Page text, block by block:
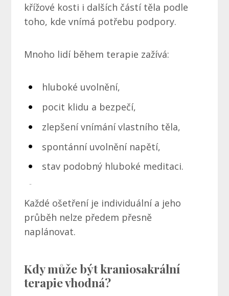
křížové kosti i dalších částí těla podle
toho, kde vnímá potřebu podpory.
Mnoho lidí během terapie zažívá:
hluboké uvolnění,
pocit klidu a bezpečí,
zlepšení vnímání vlastního těla,
spontánní uvolnění napětí,
stav podobný hluboké meditaci.
Každé ošetření je individuální a jeho
průběh nelze předem přesně
naplánovat.
Kdy může být kraniosakrální
terapie vhodná?